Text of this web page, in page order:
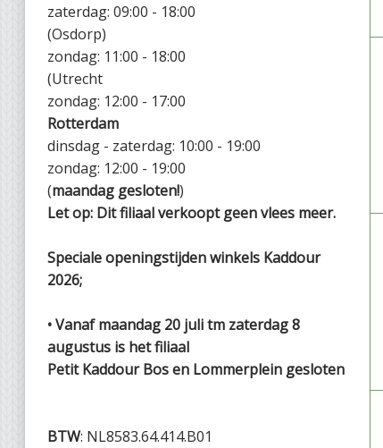
zaterdag: 09:00 - 18:00
(Osdorp)
zondag: 11:00 - 18:00
(Utrecht
zondag: 12:00 - 17:00
Rotterdam
dinsdag - zaterdag: 10:00 - 19:00
zondag: 12:00 - 19:00
(maandag gesloten!)
Let op: Dit filiaal verkoopt geen vlees meer.
Speciale openingstijden winkels Kaddour
2026;
• Vanaf maandag 20 juli tm zaterdag 8
augustus is het filiaal
Petit Kaddour Bos en Lommerplein gesloten
BTW: NL8583.64.414.B01